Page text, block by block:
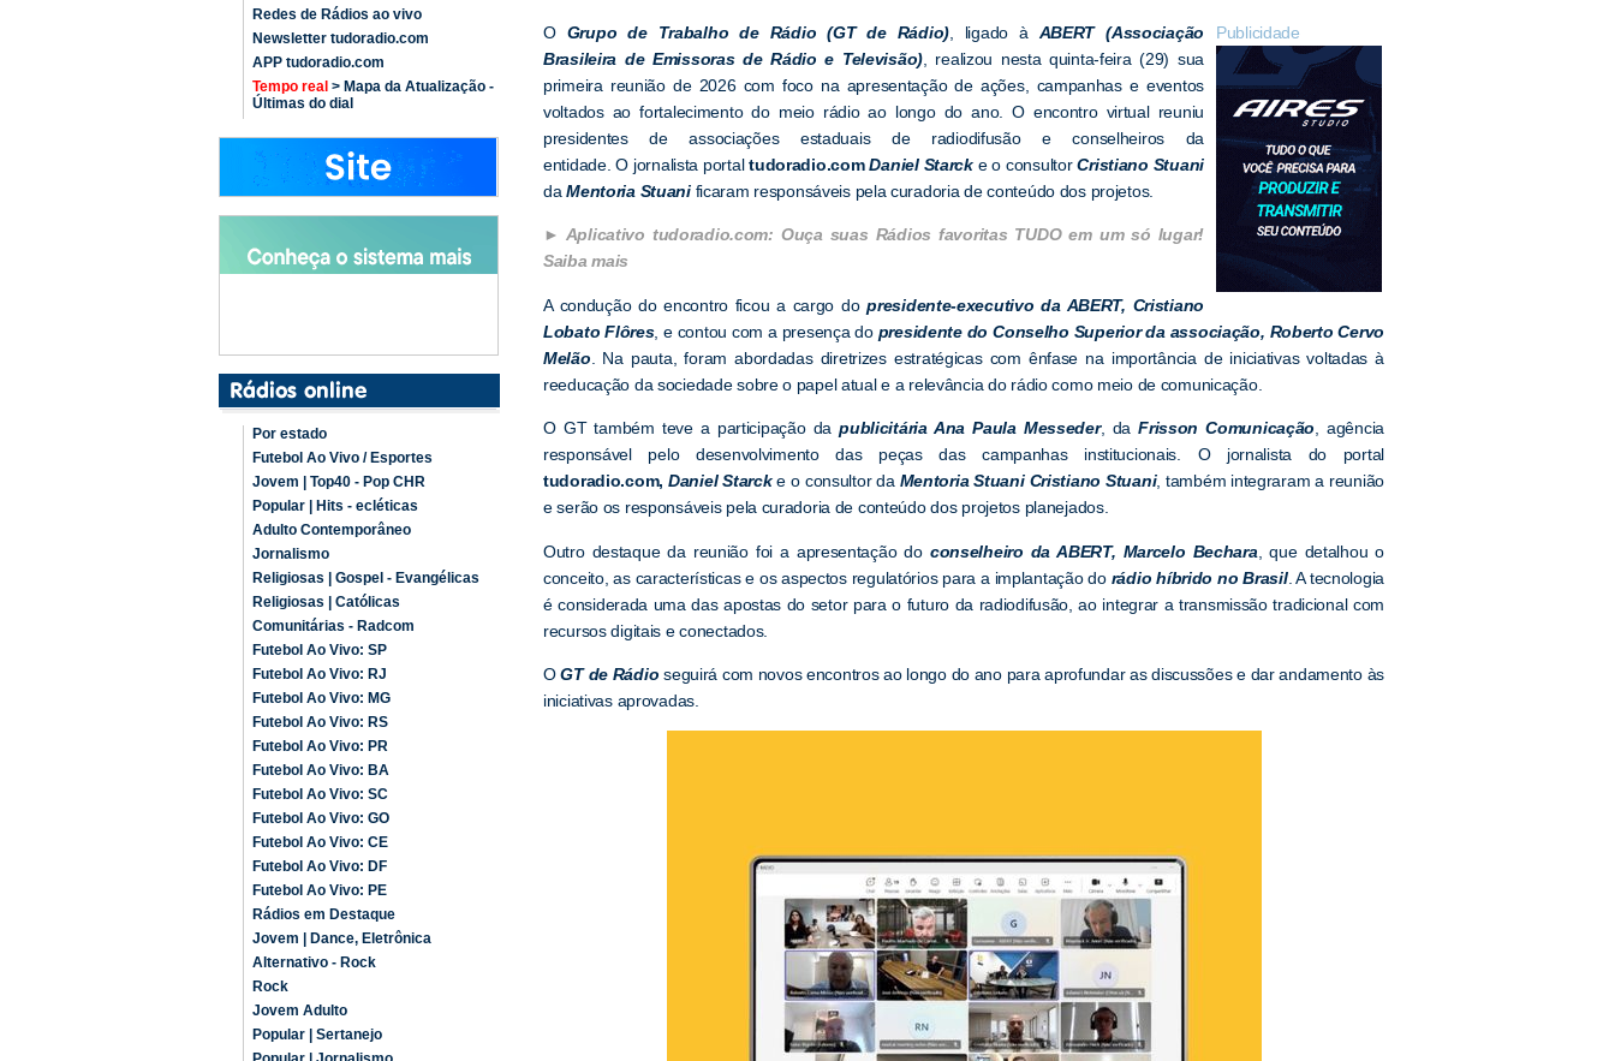
Redes de Rádios ao vivo
Newsletter tudoradio.com
APP tudoradio.com
Tempo real > Mapa da Atualização -
Últimas do dial
Por estado
Futebol Ao Vivo / Esportes
Jovem | Top40 - Pop CHR
Popular | Hits - ecléticas
Adulto Contemporâneo
Jornalismo
Religiosas | Gospel - Evangélicas
Religiosas | Católicas
Comunitárias - Radcom
Futebol Ao Vivo: SP
Futebol Ao Vivo: RJ
Futebol Ao Vivo: MG
Futebol Ao Vivo: RS
Futebol Ao Vivo: PR
Futebol Ao Vivo: BA
Futebol Ao Vivo: SC
Futebol Ao Vivo: GO
Futebol Ao Vivo: CE
Futebol Ao Vivo: DF
Futebol Ao Vivo: PE
Rádios em Destaque
Jovem | Dance, Eletrônica
Alternativo - Rock
Rock
Jovem Adulto
Popular | Sertanejo
Publicidade
O Grupo de Trabalho de Rádio (GT de Rádio) , ligado à ABERT (Associação
Brasileira de Emissoras de Rádio e Televisão), realizou nesta quinta-feira (29) sua
primeira reunião de 2026 com foco na apresentação de ações, campanhas e eventos
voltados ao fortalecimento do meio rádio ao longo do ano. O encontro virtual reuniu
presidentes de associações estaduais de radiodifusão e conselheiros da
entidade. O jornalista portaltudoradio.com Daniel Starcke o consultorCristiano Stuani
da Mentoria Stuani ficaram responsáveis pela curadoria de conteúdo dos projetos.
Aplicativo tudoradio.com: Ouça suas Rádios favoritas TUDO em um só lugar!
Saiba mais
A condução do encontro ficou a cargo dopresidente-executivo da ABERT, Cristiano
Lobato Flôres, e contou com a presença do presidente do Conselho Superior da associação, Roberto Cervo
Melão . Na pauta, foram abordadas diretrizes estratégicas com ênfase na importância de iniciativas voltadas à
reeducação da sociedade sobre o papel atual e a relevância do rádio como meio de comunicação.
O GT também teve a participação dapublicitária Ana Paula Messeder, daFrisson Comunicação , agência
responsável pelo desenvolvimento das peças das campanhas institucionais. O jornalista do portal
tudoradio.com, Daniel Starcke o consultor da Mentoria Stuani Cristiano Stuani, também integraram a reunião
e serão os responsáveis pela curadoria de conteúdo dos projetos planejados.
Outro destaque da reunião foi a apresentação do conselheiro da ABERT, Marcelo Bechara , que detalhou o
conceito, as características e os aspectos regulatórios para a implantação do rádio híbrido no Brasil. A tecnologia
é considerada uma das apostas do setor para o futuro da radiodifusão, ao integrar a transmissão tradicional com
recursos digitais e conectados.
OGT de Rádio seguirá com novos encontros ao longo do ano para aprofundar as discussões e dar andamento às
iniciativas aprovadas.